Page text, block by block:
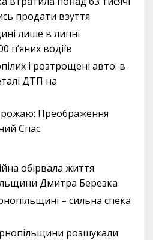
продати взуття
лише в липні
п’яних водіїв
і розтрощені авто: в
ДТП на
Преображення
Спас
обірвала життя
Дмитра Березка
– сильна спека
розшукали